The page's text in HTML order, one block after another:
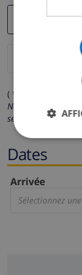
( * Les champs
Nous respectons
seront pas
Dates
Arrivée
Sélectionnez